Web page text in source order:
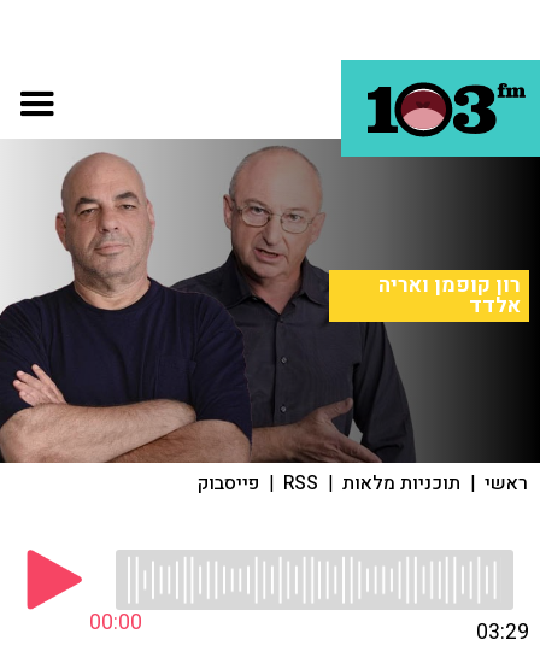
רון קופמן ואריה
אלדד
ראשי | תוכניות מלאות |
RSS
| פייסבוק
00:00 03:29